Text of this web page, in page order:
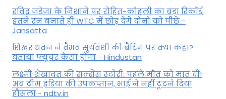
रविंद्र जडेजा के निशाने पर रोहित-कोहली का बड़ा रिकॉर्ड,
इतने रन बनाते ही WTC में छोड़ देंगे दोनों को पीछे -
Jansatta
शिखर धवन ने वैभव सूर्यवंशी की बैटिंग पर क्या कहा?
बताया फ्यूचर कैसा होगा - Hindustan
लक्ष्मी शेखावत की सक्‍सेस स्‍टोरी: पहले मौत को मात दी!
अब टीम इंडिया की उपकप्तान, भाई ने नहीं टूटने दिया
हौसला - ndtv.in